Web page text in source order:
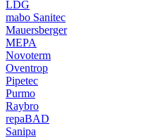
LDG
mabo Sanitec
Mauersberger
MEPA
Novoterm
Oventrop
Pipetec
Purmo
Raybro
repaBAD
Sanipa